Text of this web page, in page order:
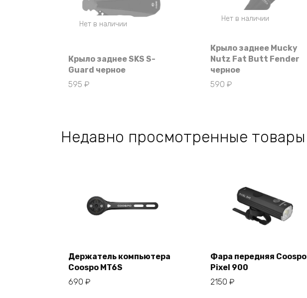
Нет в наличии
Крыло заднее SKS S-
Guard черное
595 ₽
Нет в наличии
Крыло заднее Mucky
Nutz Fat Butt Fender
черное
590 ₽
Недавно просмотренные товары
Держатель компьютера
Coospo MT6S
690 ₽
Фара передняя Coospo
Pixel 900
2150 ₽